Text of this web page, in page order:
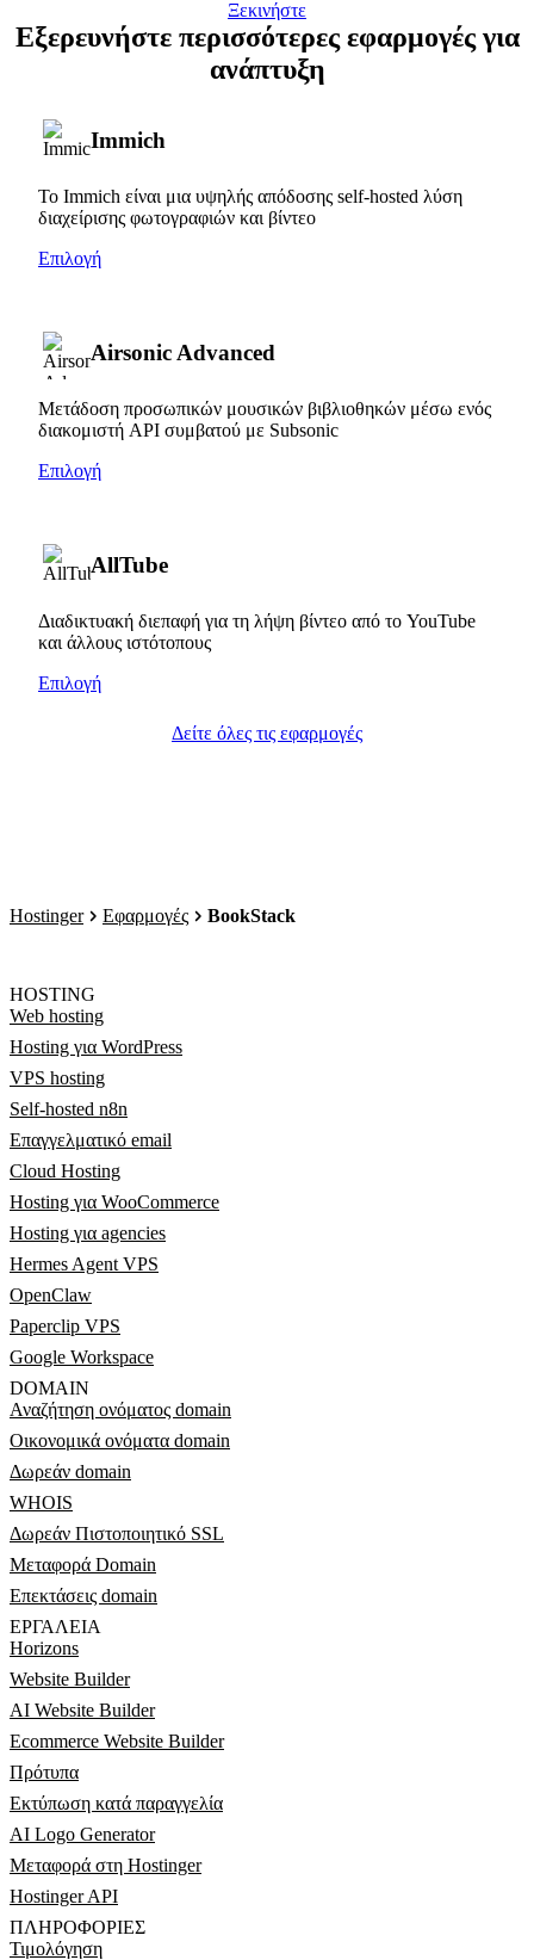
Ξεκινήστε
Εξερευνήστε περισσότερες εφαρμογές για
ανάπτυξη
Immich
Το Immich είναι μια υψηλής απόδοσης self-hosted λύση
διαχείρισης φωτογραφιών και βίντεο
Επιλογή
Airsonic Advanced
Μετάδοση προσωπικών μουσικών βιβλιοθηκών μέσω ενός
διακομιστή API συμβατού με Subsonic
Επιλογή
AllTube
Διαδικτυακή διεπαφή για τη λήψη βίντεο από το YouTube
και άλλους ιστότοπους
Επιλογή
Δείτε όλες τις εφαρμογές
Hostinger Εφαρμογές BookStack
HOSTING
Web hosting
Hosting για WordPress
VPS hosting
Self-hosted n8n
Επαγγελματικό email
Cloud Hosting
Hosting για WooCommerce
Hosting για agencies
Hermes Agent VPS
OpenClaw
Paperclip VPS
Google Workspace
DOMAIN
Αναζήτηση ονόματος domain
Οικονομικά ονόματα domain
Δωρεάν domain
WHOIS
Δωρεάν Πιστοποιητικό SSL
Μεταφορά Domain
Επεκτάσεις domain
ΕΡΓΑΛΕΊΑ
Horizons
Website Builder
AI Website Builder
Ecommerce Website Builder
Πρότυπα
Εκτύπωση κατά παραγγελία
AI Logo Generator
Μεταφορά στη Hostinger
Hostinger API
ΠΛΗΡΟΦΟΡΊΕΣ
Τιμολόγηση